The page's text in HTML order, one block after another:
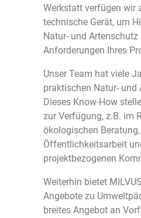
Werkstatt verfügen wir
technische Gerät, um
Natur- und Artenschutz
Anforderungen Ihres
Unser Team hat viele
praktischen Natur- und
Dieses Know-How
zur Verfügung, z.B. im
ökologischen
Öffentlichkeitsarbeit
projektbezogenen
Weiterhin bietet
Angebote zu
breites Angebot an